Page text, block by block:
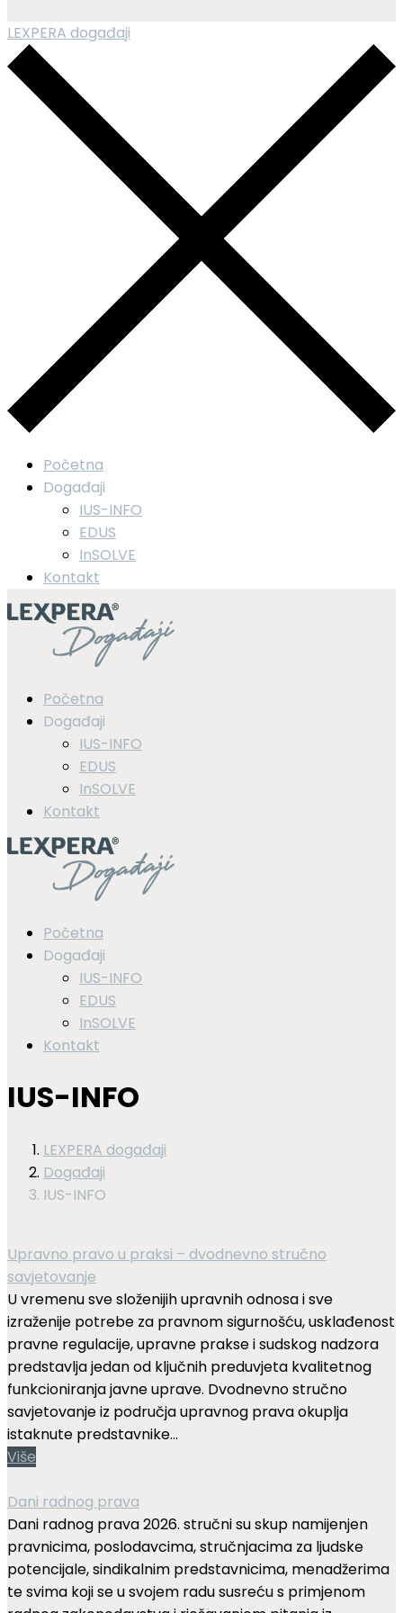
LEXPERA događaji
Početna
Događaji
IUS-INFO
EDUS
InSOLVE
Kontakt
Početna
Događaji
IUS-INFO
EDUS
InSOLVE
Kontakt
Početna
Događaji
IUS-INFO
EDUS
InSOLVE
Kontakt
IUS-INFO
LEXPERA događaji
Događaji
IUS-INFO
Upravno pravo u praksi – dvodnevno stručno
savjetovanje
U vremenu sve složenijih upravnih odnosa i sve
izraženije potrebe za pravnom sigurnošću, usklađenost
pravne regulacije, upravne prakse i sudskog nadzora
predstavlja jedan od ključnih preduvjeta kvalitetnog
funkcioniranja javne uprave. Dvodnevno stručno
savjetovanje iz područja upravnog prava okuplja
istaknute predstavnike...
Više
Dani radnog prava
Dani radnog prava 2026. stručni su skup namijenjen
pravnicima, poslodavcima, stručnjacima za ljudske
potencijale, sindikalnim predstavnicima, menadžerima
te svima koji se u svojem radu susreću s primjenom